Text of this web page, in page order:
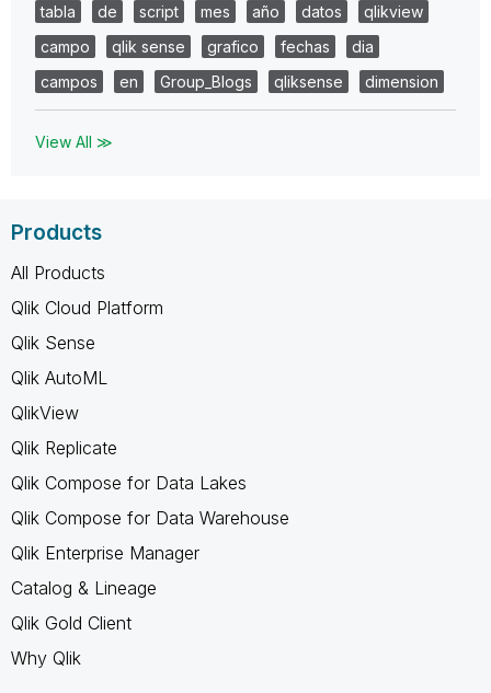
tabla
de script mes año datos
qlikview
campo
qlik sense grafico fechas
dia
campos
en Group_Blogs qliksense dimension
View All ≫
Products
All Products
Qlik Cloud Platform
Qlik Sense
Qlik AutoML
QlikView
Qlik Replicate
Qlik Compose for Data Lakes
Qlik Compose for Data Warehouse
Qlik Enterprise Manager
Catalog & Lineage
Qlik Gold Client
Why Qlik